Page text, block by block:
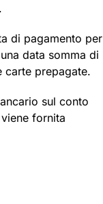
di pagamento per
data somma di
carte prepagate.
sul conto
fornita